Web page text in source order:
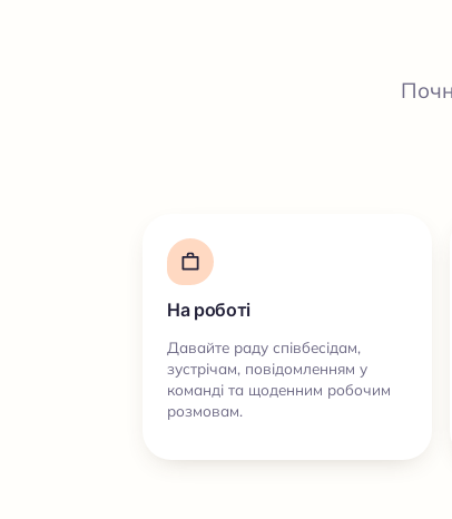
На роботі
Давайте раду співбесідам,
зустрічам, повідомленням у
команді та щоденним робочим
розмовам.